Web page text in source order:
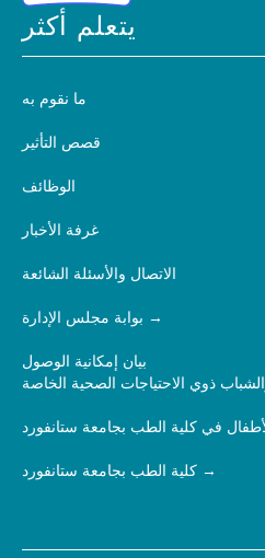
يتعلم أكثر
ما نقوم به
قصص التأثير
الوظائف
غرفة الأخبار
الاتصال والأسئلة الشائعة
بوابة مجلس الإدارة
بيان إمكانية الوصول
ذوي الاحتياجات الصحية الخاصة
في كلية الطب بجامعة ستانفورد
كلية الطب بجامعة ستانفورد